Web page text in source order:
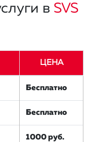
в SVS
ЦЕНА
Бесплатно
Бесплатно
1000 руб.